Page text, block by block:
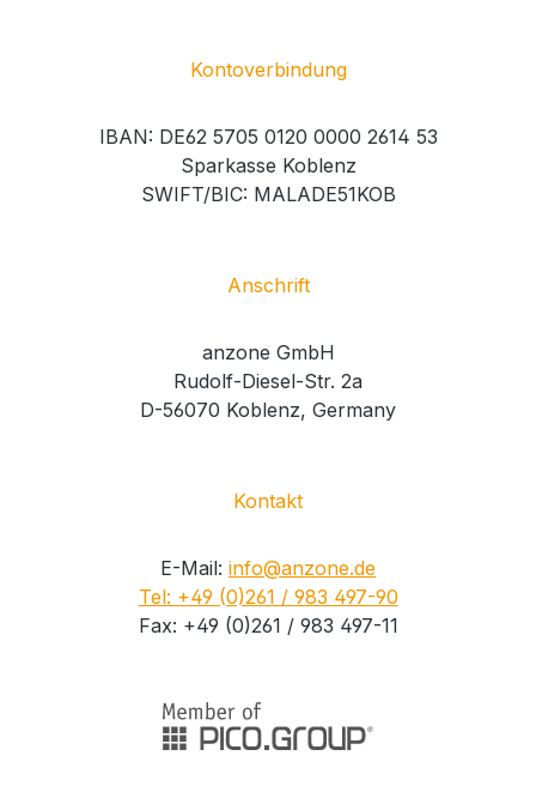
Kontoverbindung
IBAN: DE62 5705 0120 0000 2614 53
Sparkasse Koblenz
SWIFT/BIC: MALADE51KOB
Anschrift
anzone GmbH
Rudolf-Diesel-Str. 2a
D-56070 Koblenz, Germany
Kontakt
E-Mail: info@anzone.de
Tel: +49 (0)261 / 983 497-90
Fax: +49 (0)261 / 983 497-11